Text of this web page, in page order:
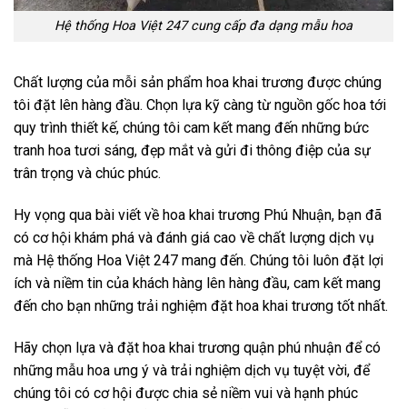
Hệ thống Hoa Việt 247 cung cấp đa dạng mẫu hoa
Chất lượng của mỗi sản phẩm hoa khai trương được chúng
tôi đặt lên hàng đầu. Chọn lựa kỹ càng từ nguồn gốc hoa tới
quy trình thiết kế, chúng tôi cam kết mang đến những bức
tranh hoa tươi sáng, đẹp mắt và gửi đi thông điệp của sự
trân trọng và chúc phúc.
Hy vọng qua bài viết về hoa khai trương Phú Nhuận, bạn đã
có cơ hội khám phá và đánh giá cao về chất lượng dịch vụ
mà Hệ thống Hoa Việt 247 mang đến. Chúng tôi luôn đặt lợi
ích và niềm tin của khách hàng lên hàng đầu, cam kết mang
đến cho bạn những trải nghiệm đặt hoa khai trương tốt nhất.
Hãy chọn lựa và đặt hoa khai trương quận phú nhuận để có
những mẫu hoa ưng ý và trải nghiệm dịch vụ tuyệt vời, để
chúng tôi có cơ hội được chia sẻ niềm vui và hạnh phúc